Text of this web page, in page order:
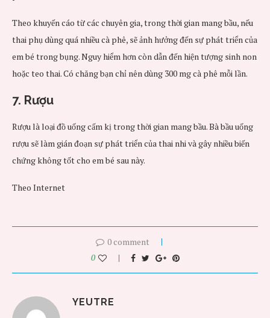
Theo khuyến cáo từ các chuyên gia, trong thời gian mang bầu, nếu
thai phụ dùng quá nhiều cà phê, sẽ ảnh hưởng đến sự phát triển của
em bé trong bụng. Nguy hiểm hơn còn dẫn đến hiện tượng sinh non
hoặc teo thai. Có chăng bạn chỉ nên dùng 300 mg cà phê mỗi lần.
7. Rượu
Rượu là loại đồ uống cấm kị trong thời gian mang bầu. Bà bầu uống
rượu sẽ làm gián đoạn sự phát triển của thai nhi và gây nhiều biến
chứng không tốt cho em bé sau này.
Theo Internet
0 comment
0
YEUTRE